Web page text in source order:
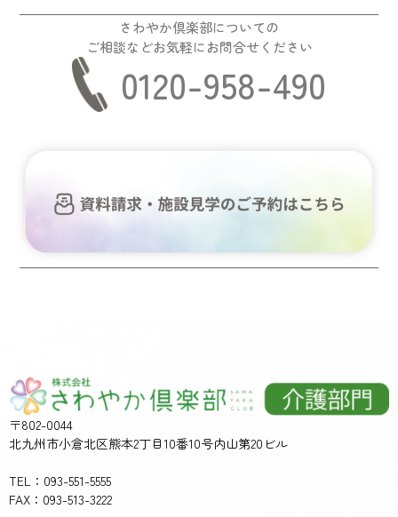
さわやか倶楽部についての
ご相談などお気軽にお問合せください
0120-958-490
〒802-0044
北九州市小倉北区熊本2丁目10番10号内山第20ビル
TEL：093-551-5555
FAX：093-513-3222